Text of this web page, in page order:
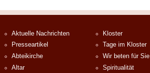
Aktuelle Nachrichten
Presseartikel
Abteikirche
Altar
Kloster
Tage im Kloster
Wir beten für Sie
Spiritualität